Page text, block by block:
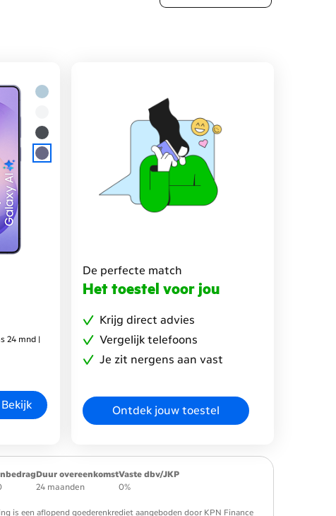
24 mnd |
Bekijk
De perfecte match
Het toestel voor jou
Krijg direct advies
Vergelijk telefoons
Je zit nergens aan vast
Ontdek jouw toestel
Duur overeenkomst
24 maanden
Vaste dbv/JKP
0%
is een aflopend goederenkrediet aangeboden door KPN Finance